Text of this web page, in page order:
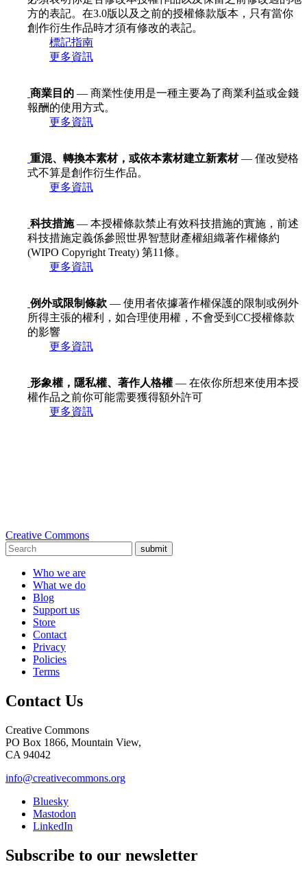
方的表記。在3.0版以及之前的授權條款版本，只有當你
創作衍生作品時才須有修改的表記。
標記指南
更多資訊
商業目的 — 商業性使用是一種主要為了商業利益或金錢
報酬的使用方式。
更多資訊
重混、轉換本素材，或依本素材建立新素材— 僅改變格
式不算是創作衍生作品。
更多資訊
科技措施— 本授權條款禁止有效科技措施的實施，前述
科技措施定義係參照世界智慧財產權組織著作權條約
(WIPO Copyright Treaty) 第11條。
更多資訊
例外或限制條款 — 使用者依據著作權保護的限制或例外
所得主張的權利，如合理使用權，不會受到CC授權條款
的影響
更多資訊
形象權，隱私權、著作人格權 — 在依你所想來使用本授
權作品之前你可能需要獲得額外許可
更多資訊
Creative Commons
submit
Who we are
What we do
Blog
Support us
Store
Contact
Privacy
Policies
Terms
Contact Us
Creative Commons
PO Box 1866, Mountain View,
CA 94042
info@creativecommons.org
Bluesky
Mastodon
LinkedIn
Subscribe to our newsletter